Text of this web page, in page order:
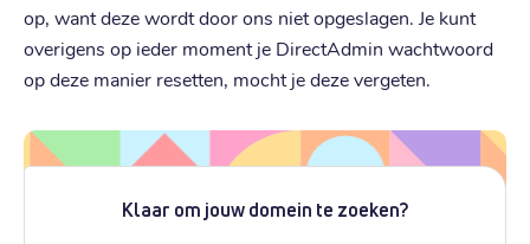
op, want deze wordt door ons niet opgeslagen. Je kunt
overigens op ieder moment je DirectAdmin wachtwoord
op deze manier resetten, mocht je deze vergeten.
Klaar om jouw domein te zoeken?